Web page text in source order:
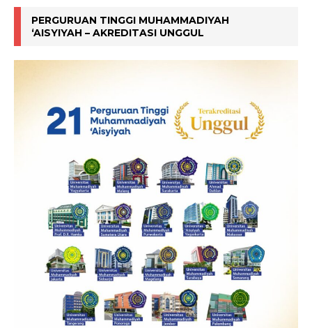
PERGURUAN TINGGI MUHAMMADIYAH
‘AISYIYAH – AKREDITASI UNGGUL